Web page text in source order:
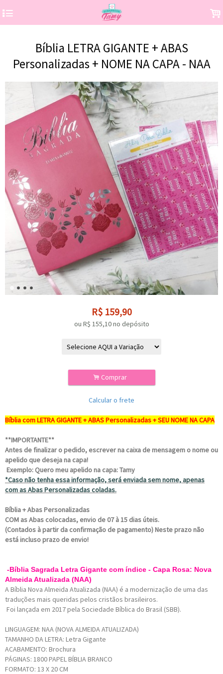
4 .
Bíblia LETRA GIGANTE + ABAS
Personalizadas + NOME NA CAPA - NAA
R$ 159,90
ou R$ 155,10no depósito
. Comprar
Calcular o frete
Bíblia com LETRA GIGANTE + ABAS Personalizadas + SEU NOME NA CAPA
**IMPORTANTE**
Antes de finalizar o pedido, escrever na caixa de mensagem o nome ou
apelido que deseja na capa!
Exemplo: Quero meu apelido na capa: Tamy
*Caso não tenha essa informação, será enviada sem nome, apenas
com as Abas Personalizadas coladas.
Bíblia + Abas Personalizadas
COM as Abas colocadas, envio de 07 à 15 dias úteis.
(Contados à partir da confirmação de pagamento) Neste prazo não
está incluso prazo de envio!
-Bíblia Sagrada Letra Gigante com índice - Capa Rosa: Nova
Almeida Atualizada (NAA)
A Bíblia Nova Almeida Atualizada (NAA) é a modernização de uma das
traduções mais queridas pelos cristãos brasileiros.
Foi lançada em 2017 pela Sociedade Bíblica do Brasil (SBB).
LINGUAGEM: NAA (NOVA ALMEIDA ATUALIZADA)
TAMANHO DA LETRA: Letra Gigante
ACABAMENTO: Brochura
PÁGINAS: 1800 PAPEL BÍBLIA BRANCO
FORMATO: 13 X 20 CM